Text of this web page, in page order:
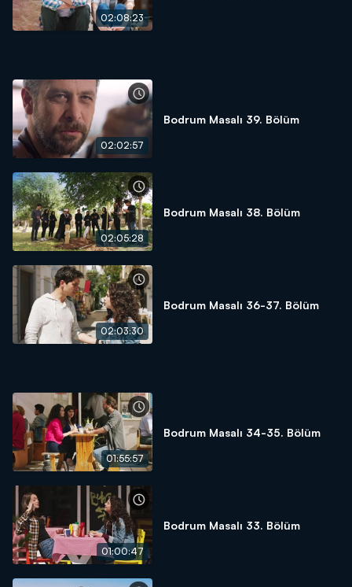
02:08:23
02:02:57
Bodrum Masalı 39. Bölüm
02:05:28
Bodrum Masalı 38. Bölüm
02:03:30
Bodrum Masalı 36-37. Bölüm
01:55:57
Bodrum Masalı 34-35. Bölüm
01:00:47
Bodrum Masalı 33. Bölüm